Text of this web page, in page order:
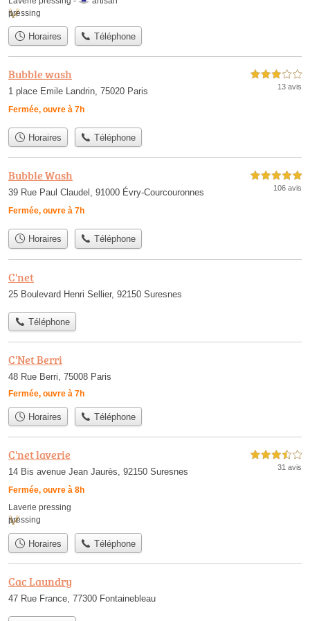
pressing
Horaires Téléphone
Bubble wash
1 place Emile Landrin, 75020 Paris
Fermée, ouvre à 7h
3,0 étoiles sur 5
13 avis
Horaires Téléphone
Bubble Wash
39 Rue Paul Claudel, 91000 Évry-Courcouronnes
Fermée, ouvre à 7h
5,0 étoiles sur 5
106 avis
Horaires Téléphone
C'net
25 Boulevard Henri Sellier, 92150 Suresnes
Téléphone
C'Net Berri
48 Rue Berri, 75008 Paris
Fermée, ouvre à 7h
Horaires Téléphone
C'net laverie
14 Bis avenue Jean Jaurès, 92150 Suresnes
Fermée, ouvre à 8h
3,5 étoiles sur 5
31 avis
Laverie pressing
pressing
Horaires Téléphone
Cac Laundry
47 Rue France, 77300 Fontainebleau